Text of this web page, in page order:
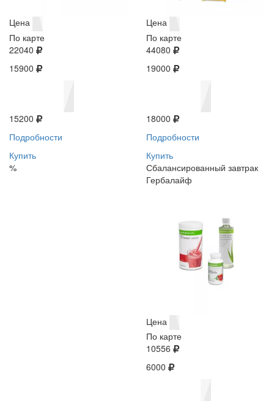
Цена
По карте
22040
15900
15200
Подробности
Купить
%
Цена
По карте
44080
19000
18000
Подробности
Купить
Сбалансированный завтрак
Гербалайф
Цена
По карте
10556
6000